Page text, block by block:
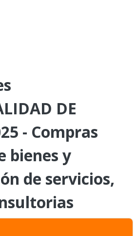
DE
- Compras
bienes y
de servicios,